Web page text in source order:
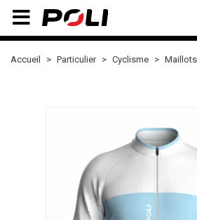
Accueil Particulier Cyclisme